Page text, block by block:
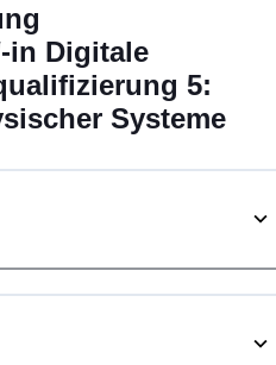
in Digitale
5:
Systeme